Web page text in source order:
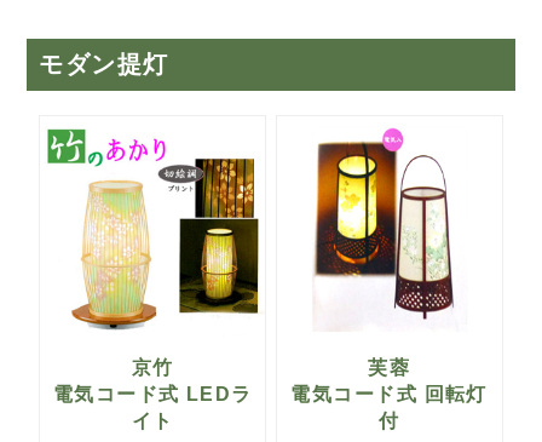
モダン提灯
京竹
電気コード式 LEDラ
イト
芙蓉
電気コード式 回転灯
付